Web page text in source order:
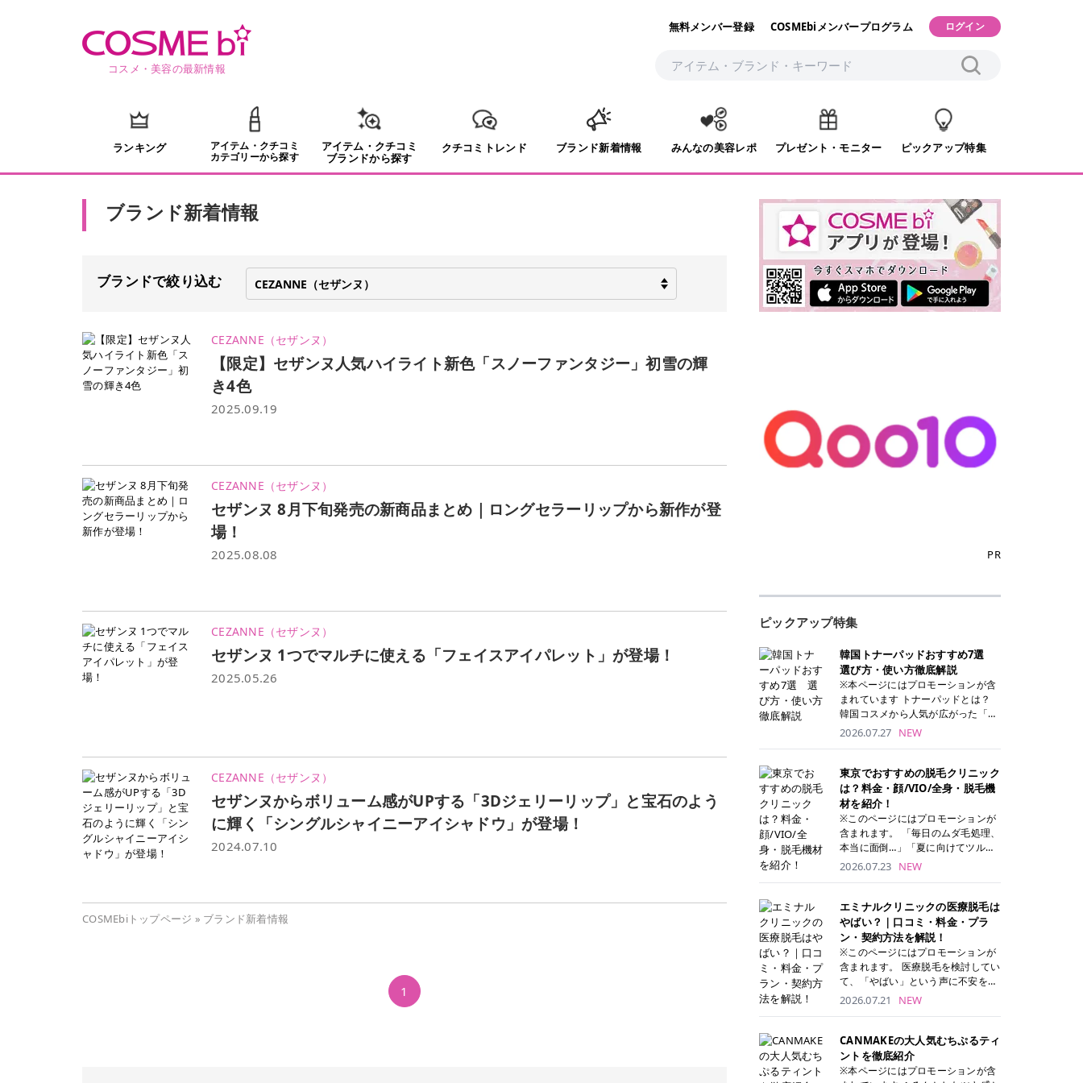
コスメ・美容の最新情報
無料メンバー登録 COSMEbiメンバープログラム ログイン
ランキング
アイテム・クチコミ
カテゴリーから探す
アイテム・クチコミ
ブランドから探す
クチコミトレンド ブランド新着情報 みんなの美容レポ プレゼント・モニター ピックアップ特集
ブランド新着情報
ブランドで絞り込む
CEZANNE（セザンヌ）
【限定】セザンヌ人気ハイライト新色「スノーファンタジー」初雪の輝
き4色
2025.09.19
CEZANNE（セザンヌ）
セザンヌ 8月下旬発売の新商品まとめ｜ロングセラーリップから新作が登
場！
2025.08.08
CEZANNE（セザンヌ）
セザンヌ 1つでマルチに使える「フェイスアイパレット」が登場！
2025.05.26
CEZANNE（セザンヌ）
セザンヌからボリューム感がUPする「3Dジェリーリップ」と宝石のよう
に輝く「シングルシャイニーアイシャドウ」が登場！
2024.07.10
COSMEbiトップページ » ブランド新着情報
1
PR
ピックアップ特集
韓国トナーパッドおすすめ7選
選び方・使い方徹底解説
※本ページにはプロモーションが含
まれています トナーパッドとは？
韓国コスメから人気が広がった「ト
ナーパッド」は、化粧水や美容液を
トナーパッドは洗顔後に肌をやさし
く拭き取ることで、古い角質や余分
な皮脂汚れをオフしながら、うるお
いを与えられるのが特徴✨ さらに、
気になる部分には数分のせて部分用
パックとしても使用できるため、1
両方を叶えられます。 韓国コスメブ
ランドを中心に人気を集めていまし
たが、現在では日本でも定番のスキ
ンケアアイテムとして幅広い世代に
愛用されています。 トナーパッドの
特徴 トナーパッドと拭き取り化粧水
の違い 「トナーパッド」と「拭き取
り化粧水」はどちらも洗顔後に使用
するスキンケアアイテムですが、使
い方や特徴に違いがあります。 トナ
ーパッドは、化粧水があらかじめパ
ッドに含まれているため、コットン
を用意する手間がなく、忙しい朝で
もサッと使えるのが魅力です。 ま
た、保湿成分を豊富に配合した商品
2026.07.27 NEW
東京でおすすめの脱毛クリニック
は？料金・顔/VIO/全身・脱毛機
材を紹介！
※このページにはプロモーションが
含まれます。 「毎日のムダ毛処理、
本当に面倒…」「夏に向けてツルツ
ル肌になりたい！」 そう思って東京
べばいいの？と迷ってしまいますよ
ね。 この記事では、医療脱毛の基本
から、東京で特に通いやすいフレイ
アクリニック・レジーナクリニッ
ク・エミナルクリニック・リゼクリ
ニックの4院について、分かりやす
リニックを見つけて、面倒な自己処
理から卒業しちゃいましょう♪ クリ
ニック 全身＋VIO 全身＋VIO＋顔 特
徴 脱毛器 詳細 フレイアクリニック
52,800円(税込)/5回 94,600円(税
込)/5回 肌への負担に配慮しなが
2026.07.23 NEW
エミナルクリニックの医療脱毛は
やばい？｜口コミ・料金・プラ
ン・契約方法を解説！
※このページにはプロモーションが
含まれます。 医療脱毛を検討してい
て、「やばい」という声に不安を抱
える方も多いのではないでしょう
体系をはじめ、学生や友人同士でお
得になる割引キャンペーン、無料カ
ウンセリングから施術までの具体的
2026.07.21 NEW
CANMAKEの大人気むちぷるティ
ントを徹底紹介
※本ページにはプロモーションが含